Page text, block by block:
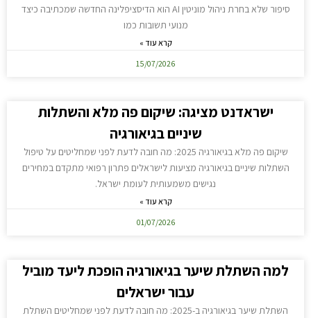
סיפור שלא בחרת ניהול מוניטין AI הוא הדיסציפלינה החדשה שמכתיבה כיצד
מנועי תשובות כמו
קרא עוד »
15/07/2026
ישראדנט מציגה: שיקום פה מלא והשתלות
שיניים בגיאורגיה
שיקום פה מלא בגיאורגיה 2025: מה חובה לדעת לפני שמחליטים על טיפול
השתלות שיניים בגיאורגיה מציעות לישראלים פתרון רפואי מתקדם במחירים
נגישים משמעותית לעומת ישראל.
קרא עוד »
01/07/2026
למה השתלת שיער בגיאורגיה הופכת ליעד מוביל
עבור ישראלים
השתלת שיער בגיאורגיה ב-2025: מה חובה לדעת לפני שמחליטים השתלת